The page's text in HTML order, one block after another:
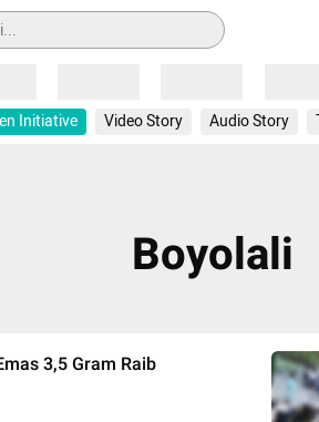
Initiative Video Story Audio Story
Boyolali
3,5 Gram Raib